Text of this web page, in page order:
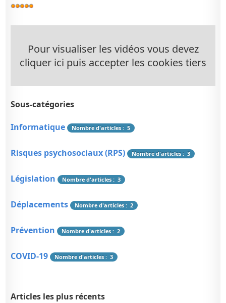
Vote
Pour visualiser les vidéos vous devez
cliquer ici puis accepter les cookies tiers
Sous-catégories
Informatique Nombre d'articles : 5
Risques psychosociaux (RPS) Nombre d'articles : 3
Législation Nombre d'articles : 3
Déplacements Nombre d'articles : 2
Prévention Nombre d'articles : 2
COVID-19 Nombre d'articles : 3
Articles les plus récents